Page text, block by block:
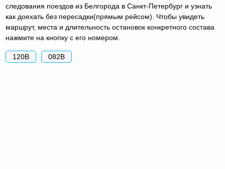
следования поездов из Белгорода в Санкт-Петербург и узнать
как доехать без пересадки(прямым рейсом). Чтобы увидеть
маршрут, места и длительность остановок конкретного состава
нажмите на кнопку с его номером.
120В 082В